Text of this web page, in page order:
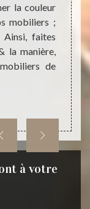
la couleur
mobiliers ;
Ainsi, faites
la manière,
de
à votre